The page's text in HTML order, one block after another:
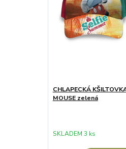
CHLAPECKÁ
MOUSE zelená
SKLADEM 3 ks